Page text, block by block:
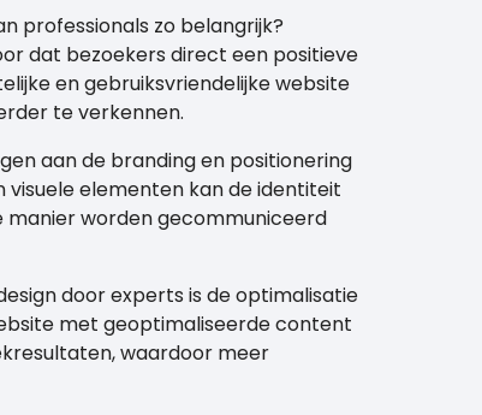
professionals zo belangrijk?
dat bezoekers direct een positieve
en gebruiksvriendelijke website
te verkennen.
aan de branding en positionering
visuele elementen kan de identiteit
worden gecommuniceerd
door experts is de optimalisatie
met geoptimaliseerde content
waardoor meer